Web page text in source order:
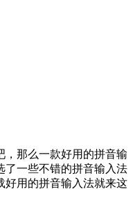
，那么一款好用的拼音输
了一些不错的拼音输入法
好用的拼音输入法就来这